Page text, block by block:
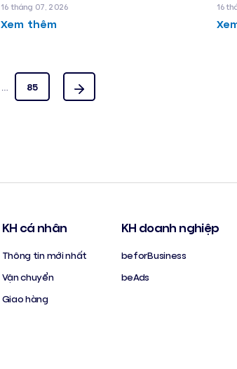
16 tháng 07, 2026
Xem thêm
16
85
KH cá nhân
Thông tin mới nhất
Vận chuyển
Giao hàng
KH doanh nghiệp
beforBusiness
beAds